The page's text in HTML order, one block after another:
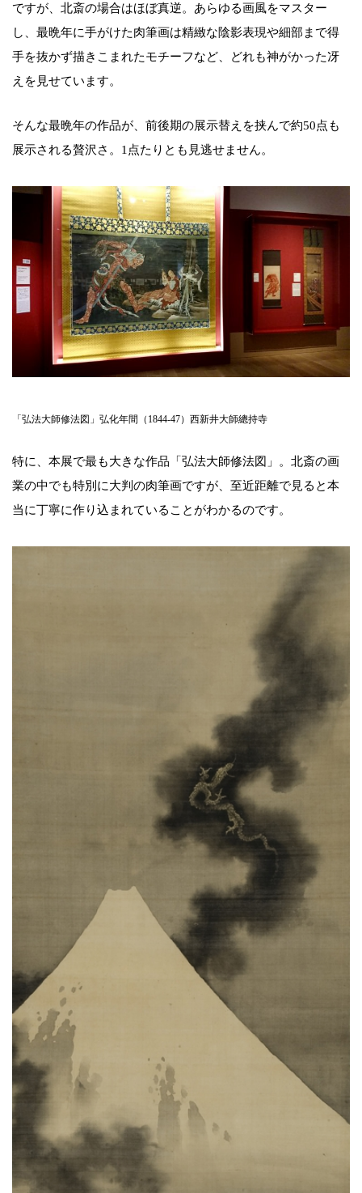
ですが、北斎の場合はほぼ真逆。あらゆる画風をマスター
し、最晩年に手がけた肉筆画は精緻な陰影表現や細部まで得
手を抜かず描きこまれたモチーフなど、どれも神がかった冴
えを見せています。
そんな最晩年の作品が、前後期の展示替えを挟んで約50点も
展示される贅沢さ。1点たりとも見逃せません。
「弘法大師修法図」弘化年間（1844-47）西新井大師總持寺
特に、本展で最も大きな作品「弘法大師修法図」。北斎の画
業の中でも特別に大判の肉筆画ですが、至近距離で見ると本
当に丁寧に作り込まれていることがわかるのです。